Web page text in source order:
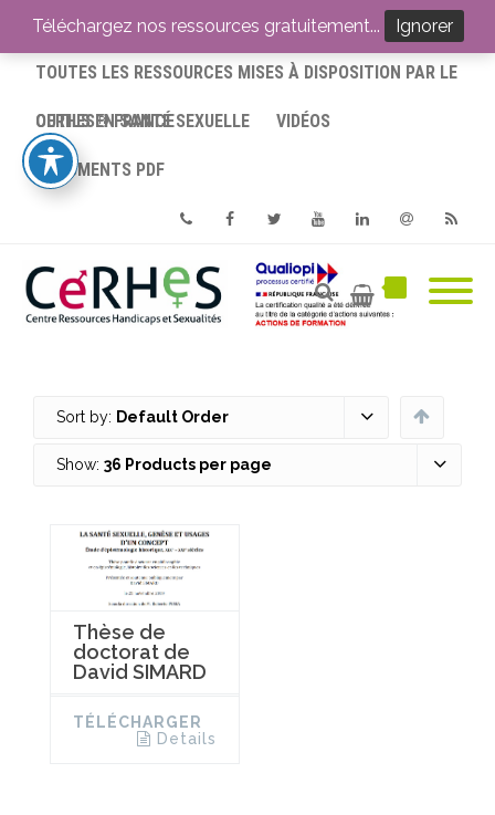
ACCUEIL
TOUTES LES RESSOURCES MISES À DISPOSITION PAR LE
CERHES® FRANCE
OUTILS EN SANTÉ SEXUELLE VIDÉOS
DOCUMENTS PDF
PhoneFacebookTwitterYoutube
Sort by: Default Order
Show: 36 Products per page
Thèse de
doctorat de
David SIMARD
TÉLÉCHARGER
Details
Téléchargez nos ressources gratuitement... Ignorer